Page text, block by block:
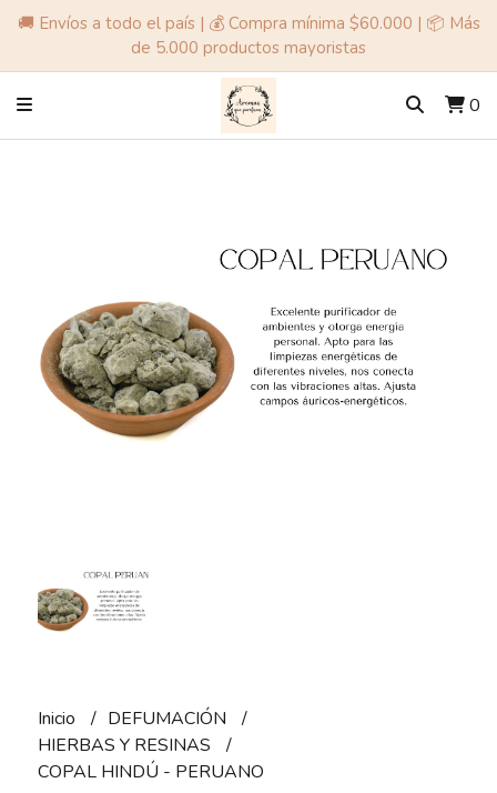
🚚 Envíos a todo el país | 💰 Compra mínima $60.000 | 📦 Más
de 5.000 productos mayoristas
0
Inicio
DEFUMACIÓN
HIERBAS Y RESINAS
COPAL HINDÚ - PERUANO